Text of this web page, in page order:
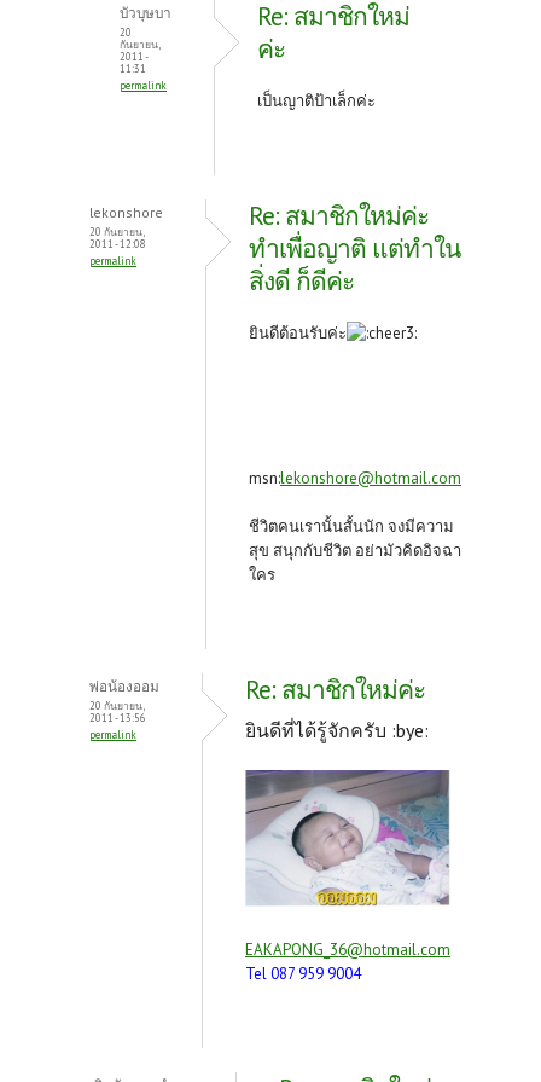
บัวบุษบา
20
กันยายน,
2011 -
11:31
permalink
Re: สมาชิกใหม่
ค่ะ
เป็นญาติป้าเล็กค่ะ
lekonshore
20 กันยายน,
2011 - 12:08
permalink
Re: สมาชิกใหม่ค่ะ
ทำเพื่อญาติ แต่ทำใน
สิ่งดี ก็ดีค่ะ
ยินดีต้อนรับค่ะ
msn:lekonshore@hotmail.com
ชีวิตคนเรานั้นสั้นนัก จงมีความ
สุข สนุกกับชีวิต อย่ามัวคิดอิจฉา
ใคร
พ่อน้องออม
20 กันยายน,
2011 - 13:56
permalink
Re: สมาชิกใหม่ค่ะ
ยินดีที่ได้รู้จักครับ :bye:
EAKAPONG_36@hotmail.com
Tel 087 959 9004